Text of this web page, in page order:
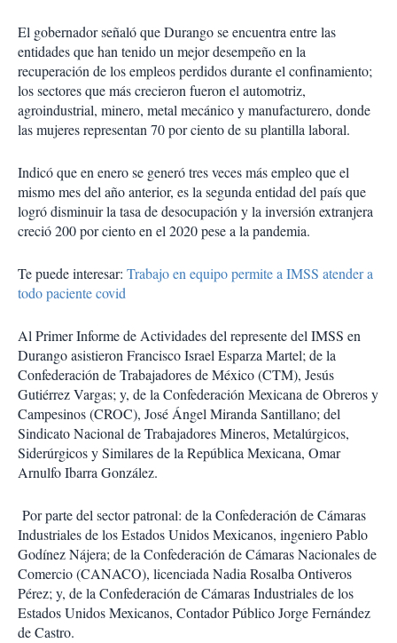
El gobernador señaló que Durango se encuentra entre las
entidades que han tenido un mejor desempeño en la
recuperación de los empleos perdidos durante el confinamiento;
los sectores que más crecieron fueron el automotriz,
agroindustrial, minero, metal mecánico y manufacturero, donde
las mujeres representan 70 por ciento de su plantilla laboral.
Indicó que en enero se generó tres veces más empleo que el
mismo mes del año anterior, es la segunda entidad del país que
logró disminuir la tasa de desocupación y la inversión extranjera
creció 200 por ciento en el 2020 pese a la pandemia.
Te puede interesar: Trabajo en equipo permite a IMSS atender a
todo paciente covid
Al Primer Informe de Actividades del represente del IMSS en
Durango asistieron Francisco Israel Esparza Martel; de la
Confederación de Trabajadores de México (CTM), Jesús
Gutiérrez Vargas; y, de la Confederación Mexicana de Obreros y
Campesinos (CROC), José Ángel Miranda Santillano; del
Sindicato Nacional de Trabajadores Mineros, Metalúrgicos,
Siderúrgicos y Similares de la República Mexicana, Omar
Arnulfo Ibarra González.
Por parte del sector patronal: de la Confederación de Cámaras
Industriales de los Estados Unidos Mexicanos, ingeniero Pablo
Godínez Nájera; de la Confederación de Cámaras Nacionales de
Comercio (CANACO), licenciada Nadia Rosalba Ontiveros
Pérez; y, de la Confederación de Cámaras Industriales de los
Estados Unidos Mexicanos, Contador Público Jorge Fernández
de Castro.